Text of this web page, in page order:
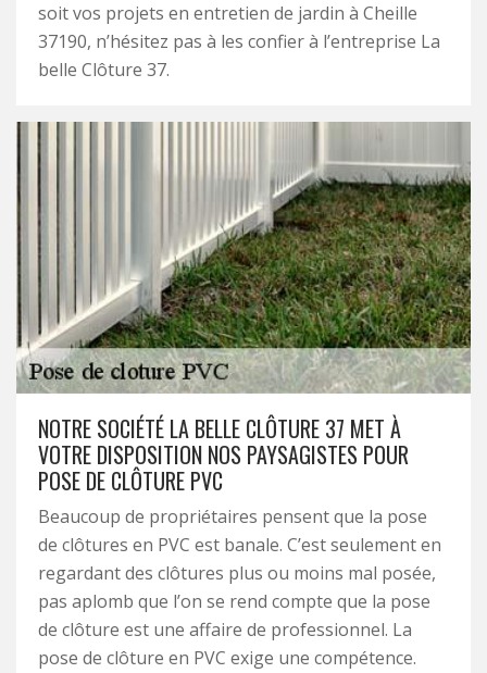
soit vos projets en entretien de jardin à Cheille
37190, n’hésitez pas à les confier à l’entreprise La
belle Clôture 37.
NOTRE SOCIÉTÉ LA BELLE CLÔTURE 37 MET À
VOTRE DISPOSITION NOS PAYSAGISTES POUR
POSE DE CLÔTURE PVC
Beaucoup de propriétaires pensent que la pose
de clôtures en PVC est banale. C’est seulement en
regardant des clôtures plus ou moins mal posée,
pas aplomb que l’on se rend compte que la pose
de clôture est une affaire de professionnel. La
pose de clôture en PVC exige une compétence.